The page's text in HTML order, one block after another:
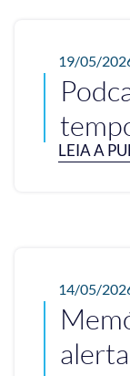
19/05/
LEIA A
14/05/